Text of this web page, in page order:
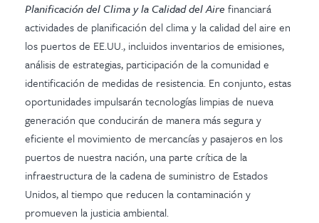
Planificación del Clima y la Calidad del Aire financiará
actividades de planificación del clima y la calidad del aire en
los puertos de EE.UU., incluidos inventarios de emisiones,
análisis de estrategias, participación de la comunidad e
identificación de medidas de resistencia. En conjunto, estas
oportunidades impulsarán tecnologías limpias de nueva
generación que conducirán de manera más segura y
eficiente el movimiento de mercancías y pasajeros en los
puertos de nuestra nación, una parte crítica de la
infraestructura de la cadena de suministro de Estados
Unidos, al tiempo que reducen la contaminación y
promueven la justicia ambiental.